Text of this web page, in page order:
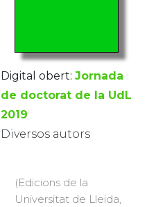
Digital obert: Jornada
de doctorat de la UdL
2019
Diversos autors
(Edicions de la
Universitat de Lleida,